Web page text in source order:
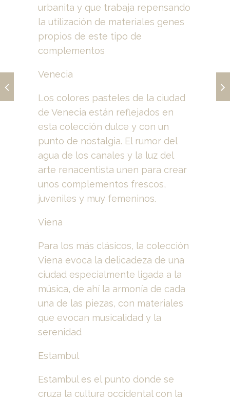
urbanita y que trabaja repensando
la utilización de materiales genes
propios de este tipo de
complementos
Venecia
Los colores pasteles de la ciudad
de Venecia están reflejados en
esta colección dulce y con un
punto de nostalgia. El rumor del
agua de los canales y la luz del
arte renacentista unen para crear
unos complementos frescos,
juveniles y muy femeninos.
Viena
Para los más clásicos, la colección
Viena evoca la delicadeza de una
ciudad especialmente ligada a la
música, de ahí la armonía de cada
una de las piezas, con materiales
que evocan musicalidad y la
serenidad
Estambul
Estambul es el punto donde se
cruza la cultura occidental con la